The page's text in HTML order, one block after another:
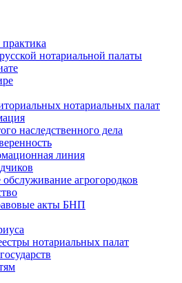
нотариальной палаты
нотариальных палат
наследственного дела
линия
агрогородков
акты БНП
нотариальных палат